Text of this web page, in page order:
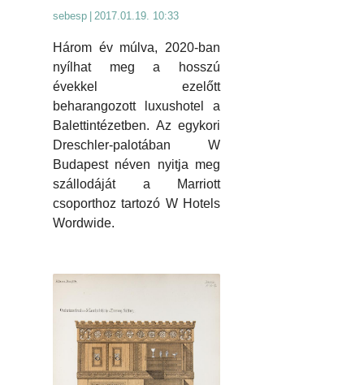
sebesp | 2017.01.19. 10:33
Három év múlva, 2020-ban
nyílhat meg a hosszú
évekkel ezelőtt
beharangozott luxushotel a
Balettintézetben. Az egykori
Dreschler-palotában W
Budapest néven nyitja meg
szállodáját a Marriott
csoporthoz tartozó W Hotels
Wordwide.